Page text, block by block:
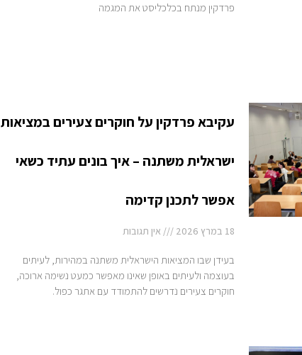
פרדקין מנתח בכלכליסט את המגמה
עקיבא פרדקין על חוקרים צעירים במציאות
ישראלית משתנה – איך בונים עתיד כשאי
אפשר לתכנן קדימה
18 במרץ 2026 אין תגובות
בעידן שבו המציאות הישראלית משתנה במהירות, לעיתים
בעוצמה ולעיתים באופן שאינו מאפשר כמעט נשימה ארוכה,
חוקרים צעירים נדרשים להתמודד עם אתגר כפול.